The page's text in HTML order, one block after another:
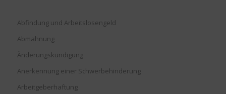
Abfindung und Arbeitslosengeld
Abmahnung
Änderungskündigung
Anerkennung einer Schwerbehinderung
Arbeitgeberhaftung